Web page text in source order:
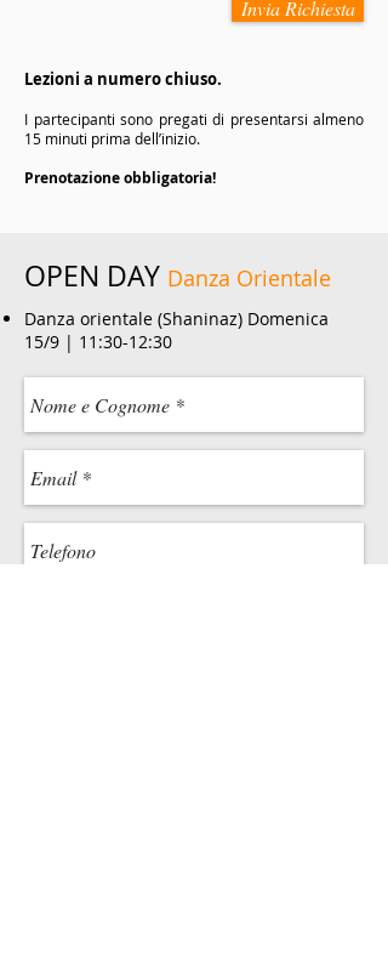
Invia Richiesta
Lezioni a numero chiuso.
I partecipanti sono pregati di presentarsi almeno
15 minuti prima dell’inizio.
Prenotazione obbligatoria!
OPEN DAY Danza Orientale
Danza orientale (Shaninaz) Domenica
15/9 | 11:30-12:30